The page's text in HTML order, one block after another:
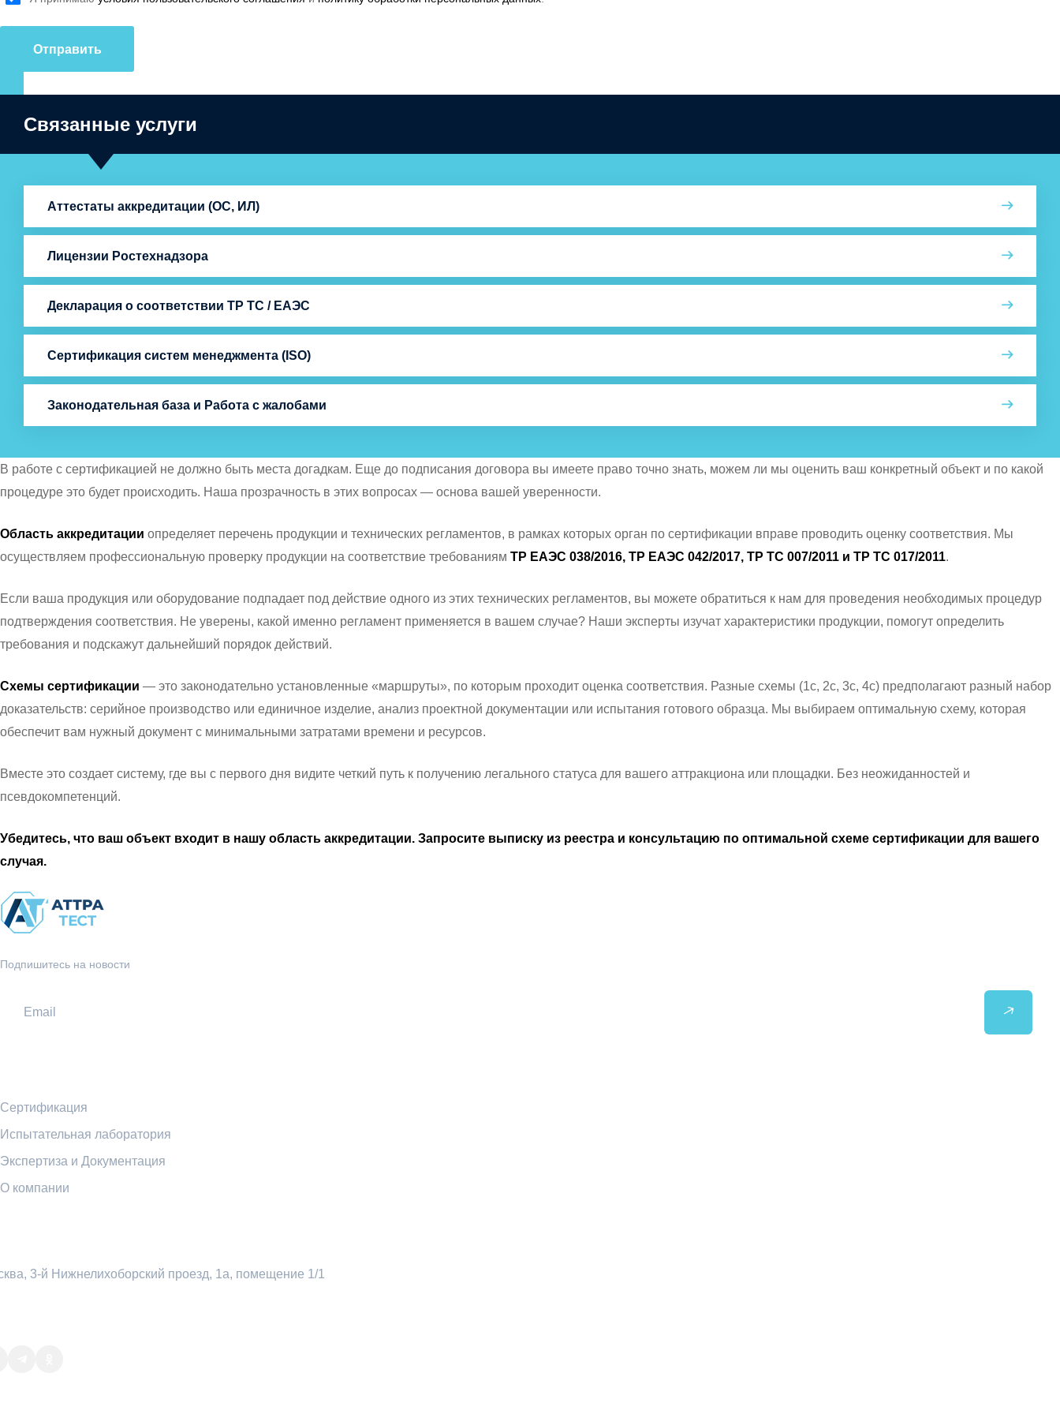
Отправить
Связанные услуги
Аттестаты аккредитации (ОС, ИЛ)
Лицензии Ростехнадзора
Декларация о соответствии ТР ТС / ЕАЭС
Сертификация систем менеджмента (ISO)
Законодательная база и Работа с жалобами
В работе с сертификацией не должно быть места догадкам. Еще до подписания договора вы имеете право точно знать, можем ли мы оценить ваш конкретный объект и по какой
процедуре это будет происходить. Наша прозрачность в этих вопросах — основа вашей уверенности.
Область аккредитации определяет перечень продукции и технических регламентов, в рамках которых орган по сертификации вправе проводить оценку соответствия. Мы
осуществляем профессиональную проверку продукции на соответствие требованиям ТР ЕАЭС 038/2016, ТР ЕАЭС 042/2017, ТР ТС 007/2011 и ТР ТС 017/2011.
Если ваша продукция или оборудование подпадает под действие одного из этих технических регламентов, вы можете обратиться к нам для проведения необходимых процедур
подтверждения соответствия. Не уверены, какой именно регламент применяется в вашем случае? Наши эксперты изучат характеристики продукции, помогут определить
требования и подскажут дальнейший порядок действий.
Схемы сертификации — это законодательно установленные «маршруты», по которым проходит оценка соответствия. Разные схемы (1с, 2с, 3с, 4с) предполагают разный набор
доказательств: серийное производство или единичное изделие, анализ проектной документации или испытания готового образца. Мы выбираем оптимальную схему, которая
обеспечит вам нужный документ с минимальными затратами времени и ресурсов.
Вместе это создает систему, где вы с первого дня видите четкий путь к получению легального статуса для вашего аттракциона или площадки. Без неожиданностей и
псевдокомпетенций.
Убедитесь, что ваш объект входит в нашу область аккредитации. Запросите выписку из реестра и консультацию по оптимальной схеме сертификации для вашего
случая.
Подпишитесь на новости
Сертификация
Испытательная лаборатория
Экспертиза и Документация
О компании
3-й Нижнелихоборский проезд, 1а, помещение 1/1